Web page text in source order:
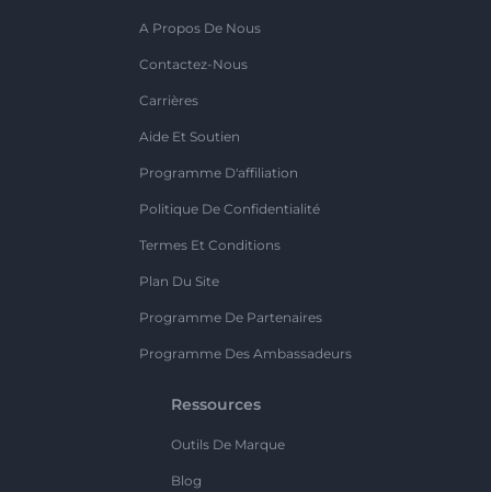
A Propos De Nous
Contactez-Nous
Carrières
Aide Et Soutien
Programme D'affiliation
Politique De Confidentialité
Termes Et Conditions
Plan Du Site
Programme De Partenaires
Programme Des Ambassadeurs
Ressources
Outils De Marque
Blog